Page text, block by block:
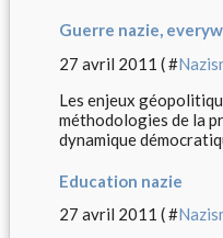
Guerre nazie,
27 avril 2011 ( #
Les enjeux
méthodologies de la
dynamique
Education nazie
27 avril 2011 ( #